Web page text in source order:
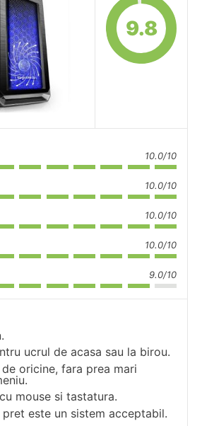
9.8
10.0/10
10.0/10
10.0/10
10.0/10
9.0/10
ucrul de acasa sau la birou.
oricine, fara prea mari
mouse si tastatura.
este un sistem acceptabil.